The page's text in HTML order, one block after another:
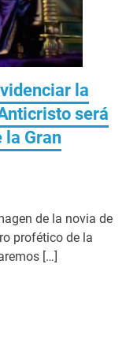
la
será
la Gran
de la novia de
profético de la
[…]